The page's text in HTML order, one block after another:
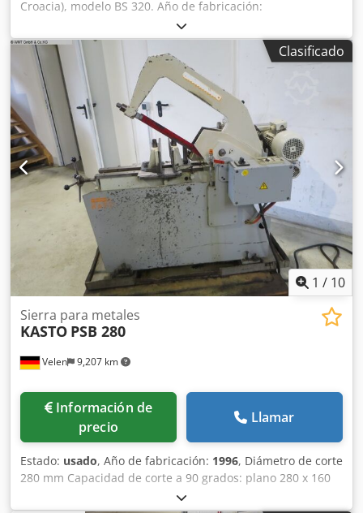
Croacia), modelo BS 320. Año de fabricación:
aproximadamente 1980. Capacidad de corte, sección
circular: Ø 320 mm. Capacidad de corte, sección cuadrada:
280 x 280 mm. Hoja de sierra: 550 x 45 x 2,25 mm. Altura
máxima de la pieza: 680 mm. Velocidad de corte: 42 - 55 -
85 - 110 ciclos/min. Potencia del motor: 1,8 y 2,4 kW,
conmutable. Conexión a la red eléctrica: 400 voltios, Hz. -
Ajuste de inglete hasta 45°. - Motor de sierra con 2
velocidades y 2 niveles de correa trapezoidal. - Descenso
hidráulico del brazo de la sierra. - Ajuste hidráulico de la
presión de corte mediante válvula de control. - Dispositivo
de refrigeración en la base de la máquina. Espacio
necesario para la sierra de cinta (largo x ancho x alto):
1900 x 1350 x 1500 mm. Ancho sin tope: 800 mm. Peso:
aproximadamente 750 kg. En buen estado. Crsdslqadhspfx
Clasificado
1 / 10
Velen 9,207 km
Sierra para metales
KASTO PSB 280
Información de
precio
Llamar
Estado: usado, Año de fabricación: 1996, Diámetro de corte
280 mm Capacidad de corte a 90 grados: plano 280 x 160
mm Capacidad de corte a 90 grados: cuadrado 240 x 240